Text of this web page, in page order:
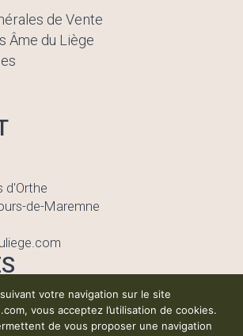
de Vente
Âme du Liège
d'Orthe
de-Maremne
votre navigation sur le site
vous acceptez l’utilisation de cookies.
de vous proposer une navigation